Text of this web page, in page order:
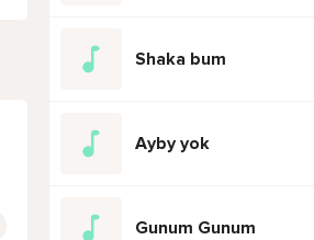
Shaka bum
Ayby yok
Gunum Gunum